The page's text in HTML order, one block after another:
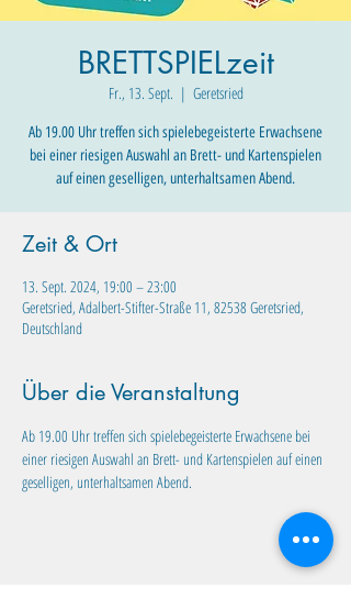
BRETTSPIELzeit
Fr., 13. Sept.
  |
Geretsried
Ab 19.00 Uhr treffen sich spielebegeisterte Erwachsene
bei einer riesigen Auswahl an Brett- und Kartenspielen
auf einen geselligen, unterhaltsamen Abend.
Zeit & Ort
13. Sept. 2024, 19:00 – 23:00
Geretsried, Adalbert-Stifter-Straße 11, 82538 Geretsried,
Deutschland
Über die Veranstaltung
Ab 19.00 Uhr treffen sich spielebegeisterte Erwachsene bei
einer riesigen Auswahl an Brett- und Kartenspielen auf einen
geselligen, unterhaltsamen Abend.